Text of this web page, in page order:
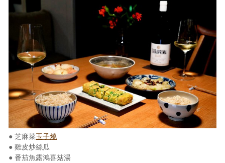
享樂隨手拍
照相簿
影音區
創意出版服務
歷史區
關於Yilan
個人著作
活動實況記錄
● 芝麻菜玉子燒
● 雞皮炒絲瓜
● 番茄魚露鴻喜菇湯